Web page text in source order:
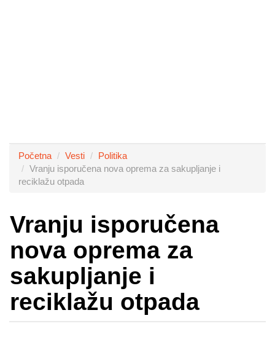
Početna Vesti
Politika
Vranju isporučena nova oprema za sakupljanje i
reciklažu otpada
Vranju isporučena
nova oprema za
sakupljanje i
reciklažu otpada